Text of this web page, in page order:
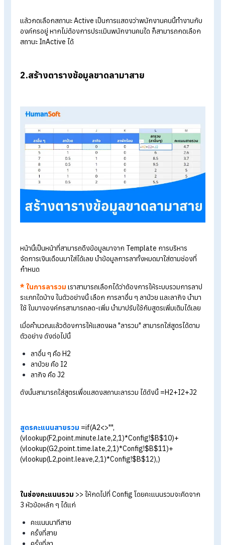
แล้วกดเลือกสถานะ Active เป็นการแสดงว่าพนักงานคนนี้ทำงาน
องค์กรอยู่ หากไม่ต้องการประเมินพนักงานคนใด ก็สามารถกดเลื
2.สร้างตารางข้อมูลขาดลามาสาย
หน้านี้เป็นหน้าที่สามารถดึงข้อมูลมาจาก Template การบริหาร
* ในการลารวม
ระเภทใดบ้าง ในตัวอย่างนี้ เลือก การลาอื่น ๆ ลาป่วย และลากิจ นำ
ใช้ ในบางองค์กรสามารถลด-เพิ่ม นำมาปรับใช้กับสูตรเพิ่มเติมได้เ